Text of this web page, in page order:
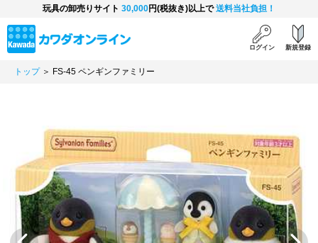
玩具の卸売りサイト 30,000円(税抜き)以上で送料当社負担！
ログイン 新規登録
トップ＞ FS-45 ペンギンファミリー